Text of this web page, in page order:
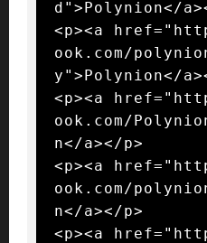
d">Polynion</
<p><a
ook.com/
y">Polynion</
<p><a
ook.com/
n</a></p>
<p><a
ook.com/
n</a></p>
<p><a